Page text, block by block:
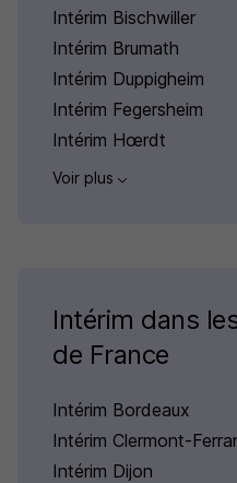
Intérim Bischwiller
Intérim Brumath
Intérim Duppigheim
Intérim Fegersheim
Intérim Hœrdt
Voir plus
Intérim dans
de France
Intérim Bordeaux
Intérim Clermont-
Intérim Dijon